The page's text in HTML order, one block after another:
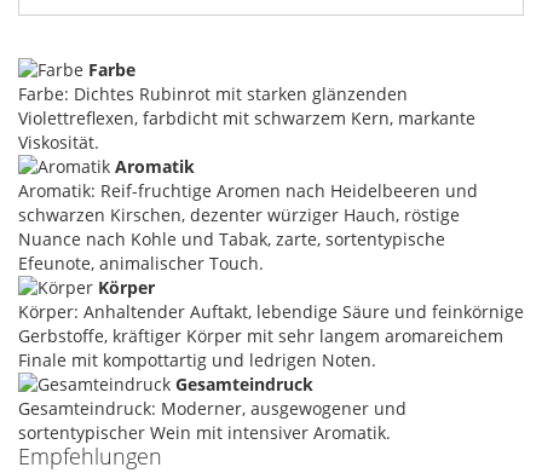
Farbe
Farbe: Dichtes Rubinrot mit starken glänzenden
Violettreflexen, farbdicht mit schwarzem Kern, markante
Viskosität.
Aromatik
Aromatik: Reif-fruchtige Aromen nach Heidelbeeren und
schwarzen Kirschen, dezenter würziger Hauch, röstige
Nuance nach Kohle und Tabak, zarte, sortentypische
Efeunote, animalischer Touch.
Körper
Körper: Anhaltender Auftakt, lebendige Säure und feinkörnige
Gerbstoffe, kräftiger Körper mit sehr langem aromareichem
Finale mit kompottartig und ledrigen Noten.
Gesamteindruck
Gesamteindruck: Moderner, ausgewogener und
sortentypischer Wein mit intensiver Aromatik.
Empfehlungen